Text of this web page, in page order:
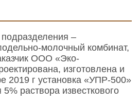
–
молочный комбинат,
ООО «Эко-
изготовлена и
2019 г установка «УПР-500»
раствора известкового